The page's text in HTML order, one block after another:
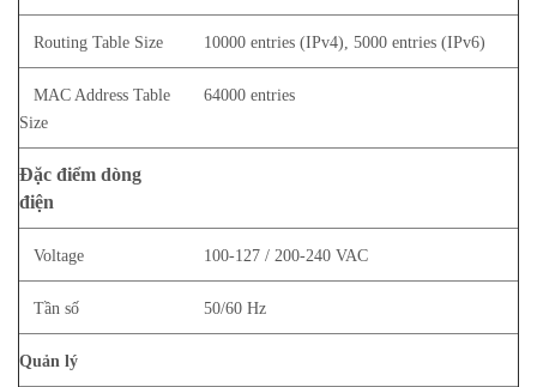
Routing Table Size 10000 entries (IPv4), 5000 entries (IPv6)
MAC Address Table
Size
64000 entries
Đặc điểm dòng
điện
Voltage 100-127 / 200-240 VAC
Tần số 50/60 Hz
Quản lý